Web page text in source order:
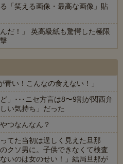
「笑える画像・最高な画像」貼
だ！」 英高級紙も驚愕した極限
青い！こんなの食えない！」
」･･･ニセ方言は8〜9割が関西弁
い気持ち」だった
つなんなん？
てた当初は逞しく見えた旦那
クソ男に。子供できなくて検査
いのは女のせい！」結局旦那が